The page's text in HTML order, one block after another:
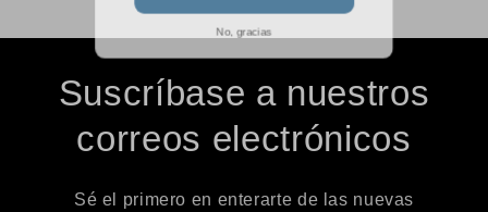
Suscríbase a nuestros
correos electrónicos
Sé el primero en enterarte de las nuevas
No, gracias